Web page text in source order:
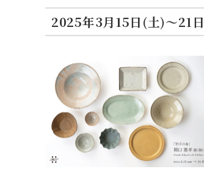
2025年3月15日(土)〜